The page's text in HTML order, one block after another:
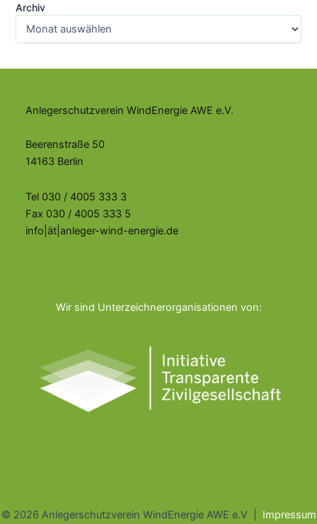
Archiv
Anlegerschutzverein WindEnergie AWE e.V.
Beerenstraße 50
14163 Berlin
Tel 030 / 4005 333 3
Fax 030 / 4005 333 5
info|ät|anleger-wind-energie.de
Wir sind Unterzeichnerorganisationen von:
© 2026 Anlegerschutzverein WindEnergie AWE e.V | Impressum